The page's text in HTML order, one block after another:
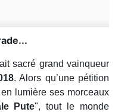
sacré grand vainqueur
. Alors qu’une pétition
lumière ses morceaux
Pute", tout le monde